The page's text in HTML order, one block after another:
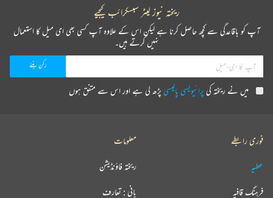
ریختہ نیوز لیٹر سبسکرائب کیجیے
آپ کو باقاعدگی سے کچھ حاصل کرنا ہے لیکن اس کے علاوہ آپ کسی بھی ای میل کا استعمال
نہیں کرتے ہیں۔
میں نے ریختہ کیپرائیویسی پالیسیپڑھ لی ہے اور اس سے متفق ہوں
فوری رابطے
عطیہ
فرہنگ قافیہ
معلومات
ریختہ فاؤنڈیشن
بانی : تعارف